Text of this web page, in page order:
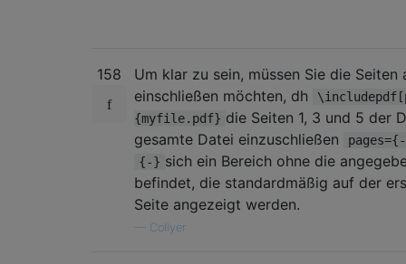
158
Um klar zu sein, müssen Sie die Seiten
einschließen möchten, dh
{myfile.pdf} die Seiten 1, 3 und 5 der
gesamte Datei einzuschließen
{-} sich ein Bereich ohne die
befindet, die standardmäßig auf der
Seite angezeigt werden.
Collyer